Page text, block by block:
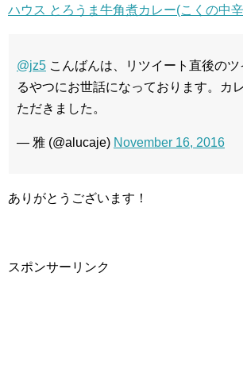
ハウス とろうま牛角煮カレー(こくの中
@jz5 こんばんは、リツイート直後の
るやつにお世話になっております。カ
ただきました。
— 雅 (@alucaje) November 16, 2016
ありがとうございます！
スポンサーリンク